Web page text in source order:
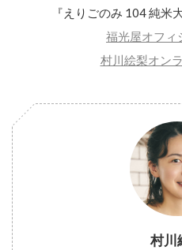
『えりごのみ 104 純米
福光屋オフィ
村川絵梨オン
村川